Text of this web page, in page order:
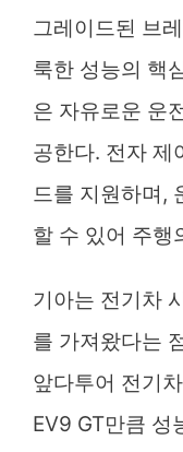
그레이드된 브
룩한 성능의 핵
은 자유로운 운
공한다. 전자 제
드를 지원하며,
할 수 있어 주행
기아는 전기차
를 가져왔다는
앞다투어 전기
EV9 GT만큼 성